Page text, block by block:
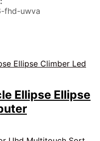
fhd-uwva
Ellipse Ellipse